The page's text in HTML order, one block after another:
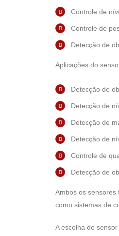
Controle de
Controle de
Detecção de
Aplicações do
Detecção de
Detecção de
Detecção de
Detecção de
Controle de
Detecção de
Ambos os sensores
como sistemas de
A escolha do